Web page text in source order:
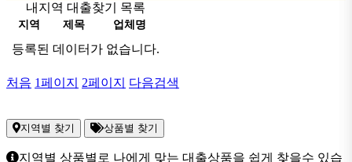
내지역 대출찾기 목록
지역 제목 업체명
등록된 데이터가 없습니다.
처음 1페이지 2페이지 다음검색
지역별 찾기 상품별 찾기
지역별 상품별로 나에게 맞는 대출상품을 쉽게 찾을수 있습